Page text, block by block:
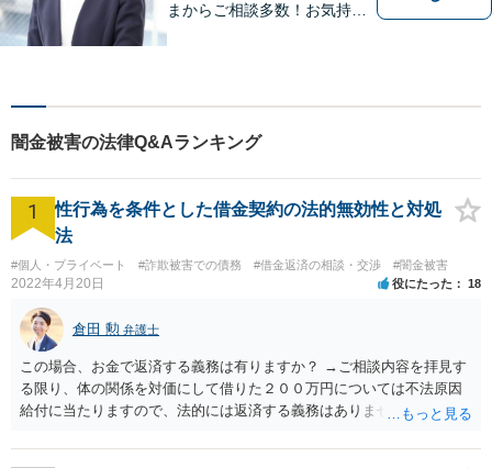
まからご相談多数！お気持ち
料請求／親権・養育費【労働
問題】マタハラなど女性特有
のトラブルに迅速に対応【初
回相談無料】
闇金被害の法律Q&Aランキング
1
性行為を条件とした借金契約の法的無効性と対処
法
#個人・プライベート #詐欺被害での債務 #借金返済の相談・交渉 #闇金被害
2022年4月20日 役にたった 18
倉田 勲 弁護士
この場合、お金で返済する義務は有りますか？ →ご相談内容を拝見す
る限り、体の関係を対価にして借りた２００万円については不法原因
給付に当たりますので、法的には返済する義務はありません。家族に
をお勧めします。